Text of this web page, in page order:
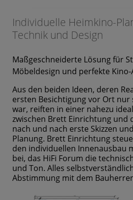
Individuelle Heimkino-
Technik und Design
Maßgeschneiderte Lösung für
Möbeldesign und perfekte
Aus den beiden Ideen, deren
ersten Besichtigung vor Ort
war, reiften in einer nahezu
zwischen Brett Einrichtung und
nach und nach erste Skizzen
Planung. Brett Einrichtung
den individuellen Innenausbau
bei, das HiFi Forum die
und Ton. Alles
Abstimmung mit dem